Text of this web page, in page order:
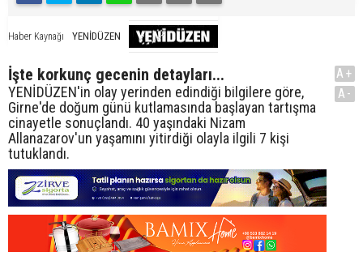
Haber Kaynağı YENİDÜZEN
İşte korkunç gecenin detayları...
YENİDÜZEN'in olay yerinden edindiği bilgilere göre,
Girne'de doğum günü kutlamasında başlayan tartışma
cinayetle sonuçlandı. 40 yaşındaki Nizam
Allanazarov'un yaşamını yitirdiği olayla ilgili 7 kişi
tutuklandı.
A+
A-